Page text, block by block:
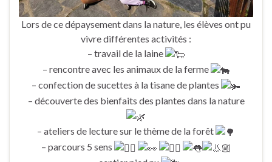
Lors de ce dépaysement dans la nature, les élèves ont pu
vivre différentes activités :
– travail de la laine
– rencontre avec les animaux de la ferme
– confection de sucettes à la tisane de plantes
– découverte des bienfaits des plantes dans la nature
– ateliers de lecture sur le thème de la forêt
– parcours 5 sens